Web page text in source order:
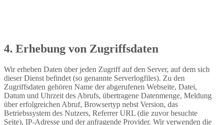
4. Erhebung von Zugriffsdaten
Wir erheben Daten über jeden Zugriff auf den Server, auf dem sich
dieser Dienst befindet (so genannte Serverlogfiles). Zu den
Zugriffsdaten gehören Name der abgerufenen Webseite, Datei,
Datum und Uhrzeit des Abrufs, übertragene Datenmenge, Meldung
über erfolgreichen Abruf, Browsertyp nebst Version, das
Betriebssystem des Nutzers, Referrer URL (die zuvor besuchte
Seite), IP-Adresse und der anfragende Provider. Wir verwenden die